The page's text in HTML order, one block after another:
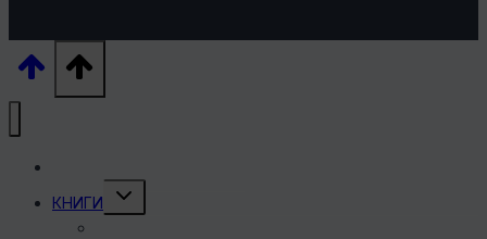
КНИГИ
Перемкнути
меню